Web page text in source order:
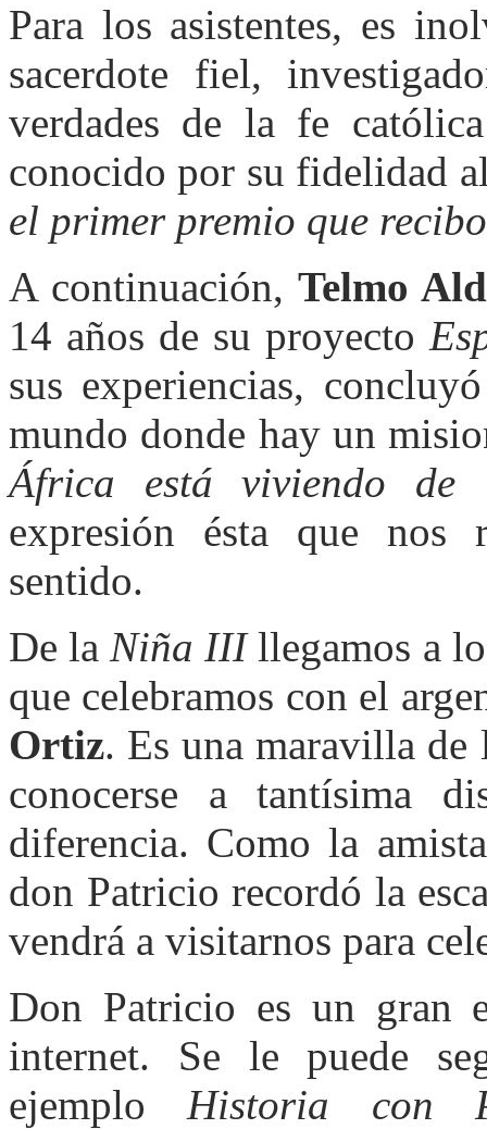
Para los asistentes, es
sacerdote fiel,
verdades de la fe
conocido por su fidelidad
el primer premio que
A continuación, Telmo
14 años de su proyecto
sus experiencias,
mundo donde hay un
África está viviendo de
expresión ésta que nos
sentido.
De la Niña IIIllegamos a
que celebramos con el
Ortiz. Es una maravilla de
conocerse a tantísima
diferencia. Como la
don Patricio recordó la
vendrá a visitarnos para
Don Patricio es un gran
internet. Se le puede
ejemploHistoria con